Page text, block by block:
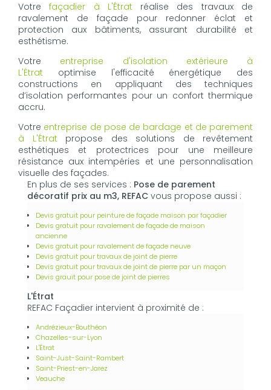
Votrefaçadier à L'Étrat réalise des travaux de
ravalement de façade pour redonner éclat et
protection aux bâtiments, assurant durabilité et
esthétisme.
Votre entreprise d'isolation extérieure à
L'Étrat optimise l'efficacité énergétique des
constructions en appliquant des techniques
d’isolation performantes pour un confort thermique
accru.
Votre entreprise de pose de bardage et de parement
à L'Étrat propose des solutions de revêtement
esthétiques et protectrices pour une meilleure
résistance aux intempéries et une personnalisation
visuelle des façades.
En plus de ses services : Pose de parement
décoratif prix au m3, REFAC vous propose aussi :
Devis gratuit pour peinture de façade maison par façadier
Devis gratuit pour ravalement de façade de maison
ancienne
Devis gratuit pour ravalement de façade neuve
Devis gratuit pour travaux de joint de pierre
Devis gratuit pour travaux de joint de pierre par un maçon
Devis grauit pour pose de joint de pierres
L'Étrat
REFAC Façadier intervient à proximité de :
Andrézieux-Bouthéon
Chazelles-sur-Lyon
L'Étrat
Saint-Just-Saint-Rambert
Saint-Priest-en-Jarez
Veauche